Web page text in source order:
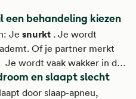
een behandeling kiezen
Je snurkt . Je wordt
Of je partner merkt
Je wordt vaak wakker in de
en moe bent, kun je
misschien sneller boos.
en slaapt slecht
door slaap-apneu,